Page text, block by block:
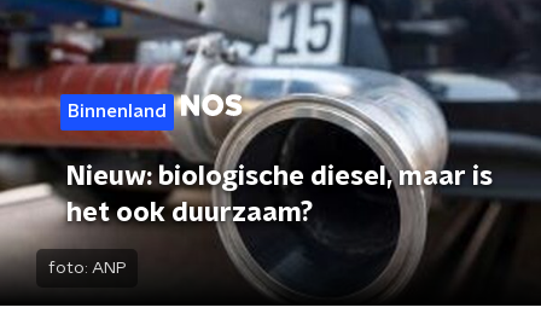
Binnenland
Nieuw: biologische diesel, maar is
het ook duurzaam?
foto: ANP